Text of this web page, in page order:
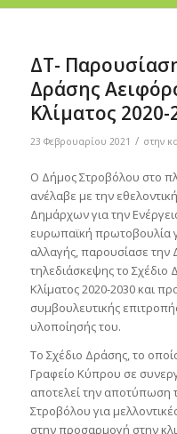
ΔΤ-
Δράσης
Κλίματος 2020-
23 Φεβρουαρίου 2021 / στην
Ο Δήμος Στροβόλου στο
ανέλαβε με την
Δημάρχων για την
ευρωπαϊκή πρωτοβουλία
αλλαγής, παρουσίασε
τηλεδιάσκεψης το Σχέδιο
Κλίματος 2020-2030 και
συμβουλευτικής
υλοποίησής του.
Το Σχέδιο Δράσης, το
Γραφείο Κύπρου σε
αποτελεί την
Στροβόλου για
στην προσαρμογή στην